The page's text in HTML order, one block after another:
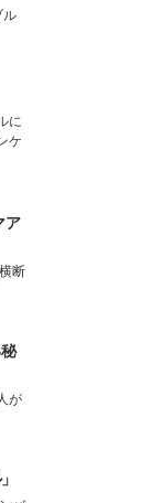
ル
に
ケ
ア
断
が